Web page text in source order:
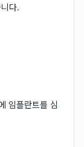
다.
임플란트를 심